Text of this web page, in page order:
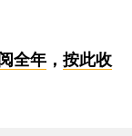
全年， 按此收